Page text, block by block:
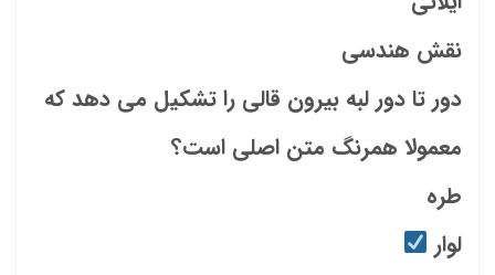
نقش هندسی
دور تا دور لبه بیرون قالی را تشکیل می دهد که
معمولا همرنگ متن اصلی است؟
طره
لوار